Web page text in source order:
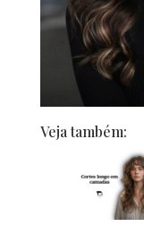
Veja também: